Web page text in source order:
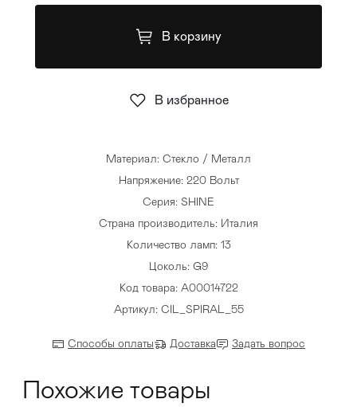
Материал: Стекло / Металл
Напряжение: 220 Вольт
Серия: SHINE
Страна производитель: Италия
Количество ламп: 13
Цоколь: G9
Код товара: A00014722
Артикул: CIL_SPIRAL_55
Способы оплаты Доставка Задать вопрос
В корзину
В избранное
Похожие товары